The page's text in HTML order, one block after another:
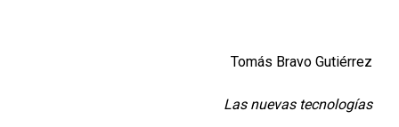
Tomás Bravo Gutiérrez
Las nuevas tecnologías